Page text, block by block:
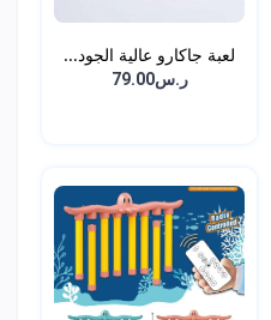
لعبة جاكارو عالية الجود...
ر.س79.00